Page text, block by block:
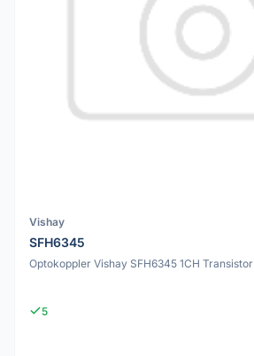
Vishay
SFH6345
Optokoppler Vishay SFH6345 1CH Transistor
5